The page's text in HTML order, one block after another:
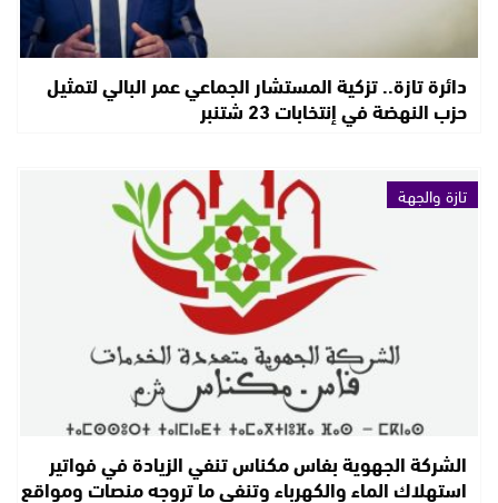
دائرة تازة.. تزكية المستشار الجماعي عمر البالي لتمثيل
حزب النهضة في إنتخابات 23 شتنبر
تازة والجهة
الشركة الجهوية بفاس مكناس تنفي الزيادة في فواتير
استهلاك الماء والكهرباء وتنفي ما تروجه منصات ومواقع